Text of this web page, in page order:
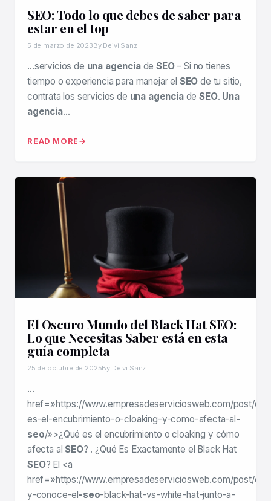
SEO: Todo lo que debes de saber para
estar en el top
5 de marzo de 2023By Deivi Sanz
…servicios de una agenciadeSEO– Si no tienes
tiempo o experiencia para manejar el SEO de tu sitio,
contrata los servicios de una agenciadeSEO. Una
agencia…
READ MORE
El Oscuro Mundo del Black Hat SEO:
Lo que Necesitas Saber está en esta
guía completa
25 de octubre de 2025By Deivi Sanz
…
href=»https://www.empresadeserviciosweb.com/post/
es-el-encubrimiento-o-cloaking-y-como-afecta-al-
seo/»>¿Qué es el encubrimiento o cloaking y cómo
afecta alSEO? . ¿Qué Es Exactamente el Black Hat
SEO? El <a
href=»https://www.empresadeserviciosweb.com/post/
y-conoce-el-seo-black-hat-vs-white-hat-junto-a-